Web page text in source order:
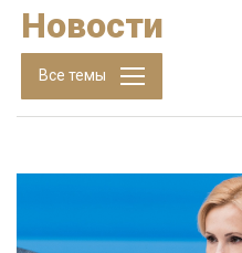
Новости
Все темы